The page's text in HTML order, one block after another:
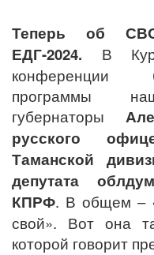
Теперь об
ЕДГ-2024. В
конференции
программы
губернаторы
русского
Таманской
депутата
КПРФ. В общем –
свой». Вот она
которой говорит